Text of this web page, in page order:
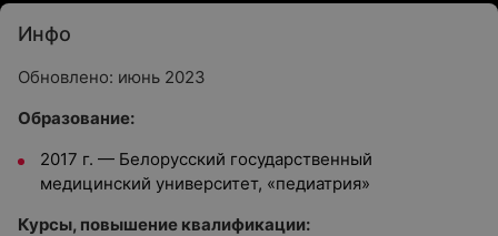
Инфо
Обновлено: июнь 2023
Образование:
2017 г. — Белорусский государственный
медицинский университет, «педиатрия»
Курсы, повышение квалификации: